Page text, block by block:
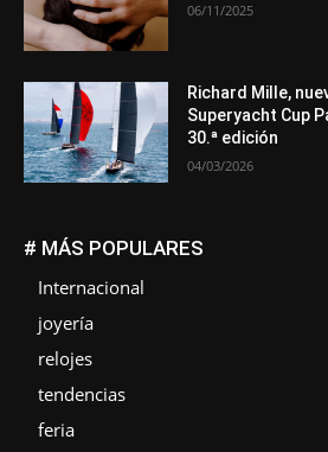
06/11/2025
Richard Mille,
Superyacht Cup
30.ª edición
04/03/2026
# MÁS POPULARES
Internacional
joyería
relojes
tendencias
feria